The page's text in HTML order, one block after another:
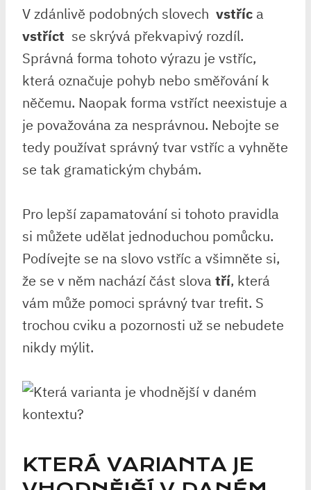
V ⁤zdánlivě podobných​ slovech ⁣ vstříc a
vstříct ⁣ se skrývá překvapivý ‌rozdíl.
Správná forma tohoto výrazu je vstříc,
která označuje pohyb​ nebo⁣ směřování k
⁢něčemu. ​Naopak forma‌ vstříct neexistuje a
je považována⁤ za‍ nesprávnou. ‌Nebojte‌ se
tedy používat⁣ správný tvar vstříc a ‍vyhněte
se tak ⁤gramatickým chybám.
Pro lepší zapamatování si tohoto pravidla
si můžete‍ udělat jednoduchou pomůcku.
Podívejte se na slovo vstříc ‍a všimněte‍ si,‌
že se v ​něm nachází část slova tří, která
vám ⁢může pomoci správný tvar⁣ trefit.⁢ S⁤
trochou ⁣cviku ⁤a pozornosti už se nebudete‌
nikdy mýlit.
KTERÁ⁢ VARIANTA JE